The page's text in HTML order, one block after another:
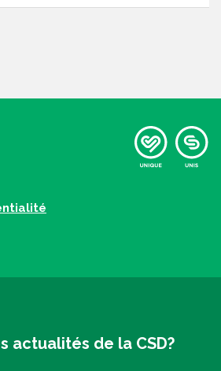
actualités de la CSD?